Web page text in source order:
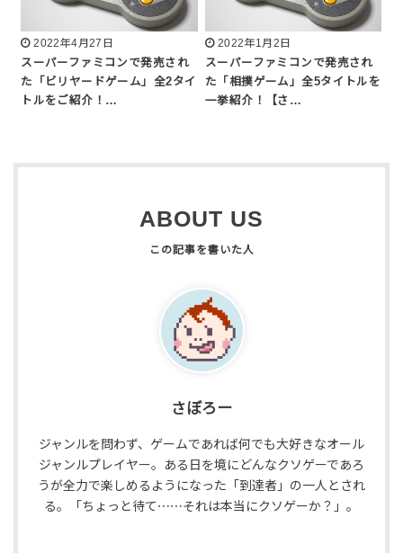
2022年4月27日
スーパーファミコンで発売され
た「ビリヤードゲーム」全2タイ
トルをご紹介！…
2022年1月2日
スーパーファミコンで発売され
た「相撲ゲーム」全5タイトルを
一挙紹介！【さ…
ABOUT US
さぼろー
ジャンルを問わず、ゲームであれば何でも大好きなオール
ジャンルプレイヤー。ある日を境にどんなクソゲーであろ
うが全力で楽しめるようになった「到達者」の一人とされ
る。「ちょっと待て⋯⋯それは本当にクソゲーか？」。